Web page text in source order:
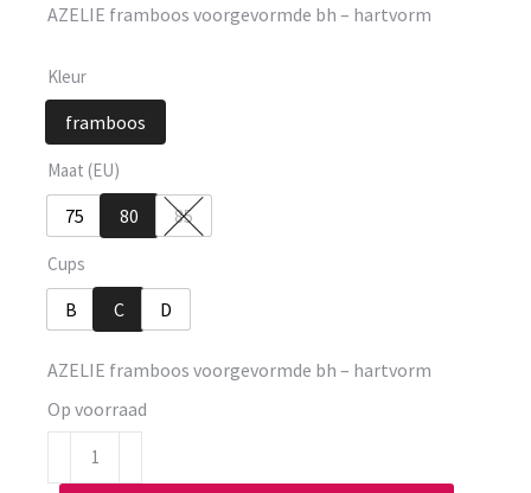
AZELIE framboos voorgevormde bh – hartvorm
Kleur
framboos
Maat (EU)
75 80 85
Cups
B C D
AZELIE framboos voorgevormde bh – hartvorm
Op voorraad
AZELIE
framboos